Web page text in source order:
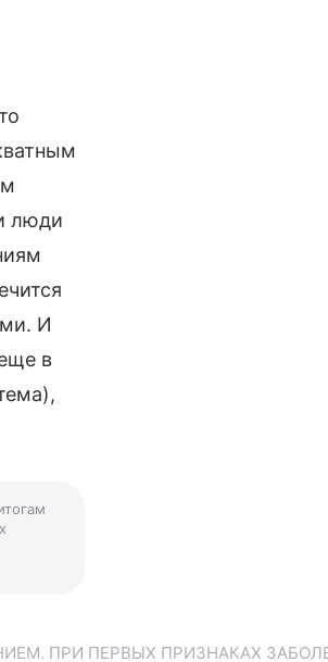
люди
И
в
ПРИ ПЕРВЫХ ПРИЗНАКАХ